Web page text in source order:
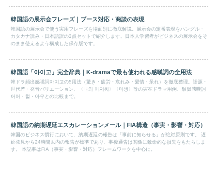
韓国語の展示会フレーズ｜ブース対応・商談の表現
韓国語の展示会で使う実用フレーズを場面別に徹底解説。展示会の定番表現をハングル・
カタカナ読み・日本語訳の3点セットで紹介します。日本人学習者がビジネスの展示会をそ
のまま使えるよう構成した保存版です。
韓国語「아이고」完全辞典｜K-dramaで最も使われる感嘆詞の全用法
韓ドラ頻出感嘆詞아이고の5用法（驚き・疲労・哀れみ・愛情・呆れ）を徹底整理。語源・
世代差・発音バリエーション、〈나의 아저씨〉〈미생〉等の実在ドラマ用例、類似感嘆詞
어머・헐・아우との比較まで。
韓国語の納期遅延エスカレーションメール｜FIA構造（事実・影響・対応）
韓国のビジネス慣行において、納期遅延の報告は「事前に知らせる」が絶対原則です。 遅
延発見から24時間以内の報告が標準であり、事後通告は関係に致命的な損失をもたらしま
す。 本記事はFIA（事実・影響・対応）フレームワークを中心に。